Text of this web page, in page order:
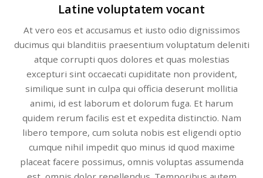
Latine voluptatem vocant
At vero eos et accusamus et iusto odio dignissimos
ducimus qui blanditiis praesentium voluptatum deleniti
atque corrupti quos dolores et quas molestias
excepturi sint occaecati cupiditate non provident,
similique sunt in culpa qui officia deserunt mollitia
animi, id est laborum et dolorum fuga. Et harum
quidem rerum facilis est et expedita distinctio. Nam
libero tempore, cum soluta nobis est eligendi optio
cumque nihil impedit quo minus id quod maxime
placeat facere possimus, omnis voluptas assumenda